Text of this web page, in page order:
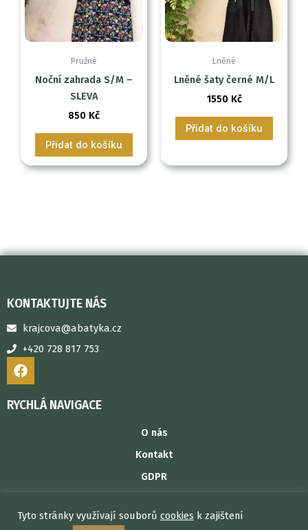
Pružné
Noční zahrada S/M –
SLEVA
850 Kč
Přidat do košíku
Lněné
Lněné šaty černé M/L
1550 Kč
Přidat do košíku
KONTAKTUJTE NÁS
krajcova@abatyka.cz
+420 728 817 753
F
a
e
RYCHLÁ NAVIGACE
O nás
Kontakt
GDPR
Tyto stránky využívají souborů cookies k zajištení